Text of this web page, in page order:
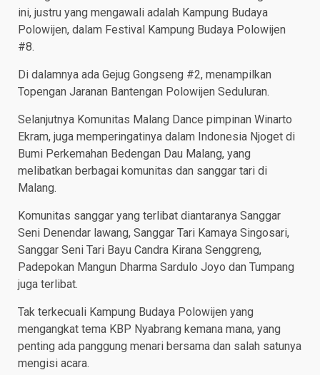
ini, justru yang mengawali adalah Kampung Budaya
Polowijen, dalam Festival Kampung Budaya Polowijen
#8.
Di dalamnya ada Gejug Gongseng #2, menampilkan
Topengan Jaranan Bantengan Polowijen Seduluran.
Selanjutnya Komunitas Malang Dance pimpinan Winarto
Ekram, juga memperingatinya dalam Indonesia Njoget di
Bumi Perkemahan Bedengan Dau Malang, yang
melibatkan berbagai komunitas dan sanggar tari di
Malang.
Komunitas sanggar yang terlibat diantaranya Sanggar
Seni Denendar lawang, Sanggar Tari Kamaya Singosari,
Sanggar Seni Tari Bayu Candra Kirana Senggreng,
Padepokan Mangun Dharma Sardulo Joyo dan Tumpang
juga terlibat.
Tak terkecuali Kampung Budaya Polowijen yang
mengangkat tema KBP Nyabrang kemana mana, yang
penting ada panggung menari bersama dan salah satunya
mengisi acara.